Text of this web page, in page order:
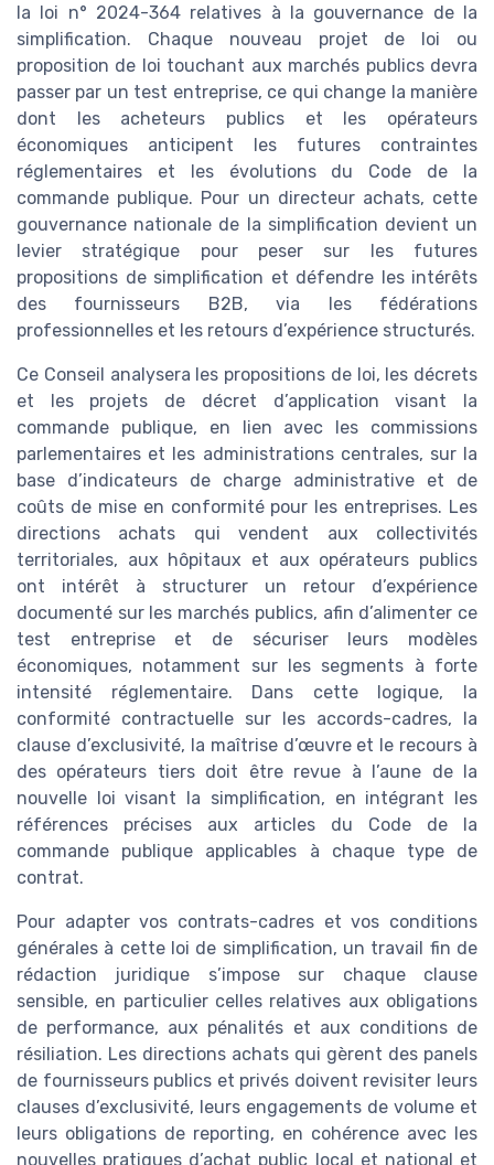
la loi n° 2024-364 relatives à la gouvernance de la
simplification. Chaque nouveau projet de loi ou
proposition de loi touchant aux marchés publics devra
passer par un test entreprise, ce qui change la manière
dont les acheteurs publics et les opérateurs
économiques anticipent les futures contraintes
réglementaires et les évolutions du Code de la
commande publique. Pour un directeur achats, cette
gouvernance nationale de la simplification devient un
levier stratégique pour peser sur les futures
propositions de simplification et défendre les intérêts
des fournisseurs B2B, via les fédérations
professionnelles et les retours d’expérience structurés.
Ce Conseil analysera les propositions de loi, les décrets
et les projets de décret d’application visant la
commande publique, en lien avec les commissions
parlementaires et les administrations centrales, sur la
base d’indicateurs de charge administrative et de
coûts de mise en conformité pour les entreprises. Les
directions achats qui vendent aux collectivités
territoriales, aux hôpitaux et aux opérateurs publics
ont intérêt à structurer un retour d’expérience
documenté sur les marchés publics, afin d’alimenter ce
test entreprise et de sécuriser leurs modèles
économiques, notamment sur les segments à forte
intensité réglementaire. Dans cette logique, la
conformité contractuelle sur les accords-cadres, la
clause d’exclusivité, la maîtrise d’œuvre et le recours à
des opérateurs tiers doit être revue à l’aune de la
nouvelle loi visant la simplification, en intégrant les
références précises aux articles du Code de la
commande publique applicables à chaque type de
contrat.
Pour adapter vos contrats-cadres et vos conditions
générales à cette loi de simplification, un travail fin de
rédaction juridique s’impose sur chaque clause
sensible, en particulier celles relatives aux obligations
de performance, aux pénalités et aux conditions de
résiliation. Les directions achats qui gèrent des panels
de fournisseurs publics et privés doivent revisiter leurs
clauses d’exclusivité, leurs engagements de volume et
leurs obligations de reporting, en cohérence avec les
nouvelles pratiques d’achat public local et national et